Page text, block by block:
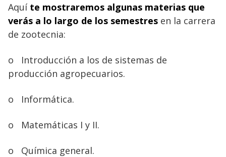
Aquí te mostraremos algunas materias que
verás a lo largo de los semestres en la carrera
de zootecnia:
o
Introducción a los de sistemas de
producción agropecuarios.
o Informática.
o Matemáticas I y II.
o Química general.